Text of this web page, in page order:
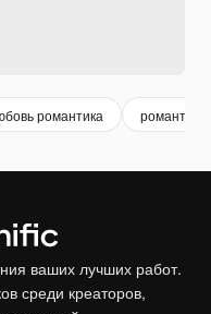
романтика романтика
ваших лучших работ.
среди креаторов,